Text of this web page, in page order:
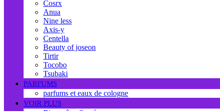
Cosrx
Anua
Nine less
Axis-y
Centella
Beauty of joseon
Tirtir
Tocobo
Tsubaki
PARFUMS
parfums et eaux de cologne
VOIR PLUS